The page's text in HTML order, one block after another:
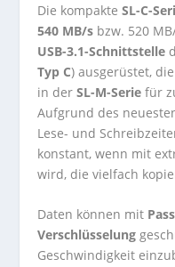
Die kompakteSL-C-
540 MB/s bzw. 520
USB-3.1-Schnittstelle
Typ C) ausgerüstet, die
in der SL-M-Serie für
Aufgrund des
Lese- und
konstant, wenn mit
wird, die vielfach
Daten können mit
Verschlüsselung
Geschwindigkeit